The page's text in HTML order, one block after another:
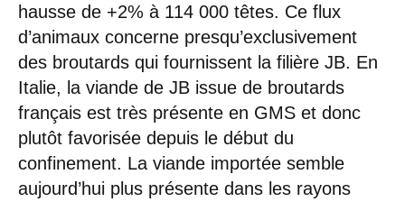
hausse de +2% à 114 000 têtes. Ce flux
d’animaux concerne presqu’exclusivement
des broutards qui fournissent la filière JB. En
Italie, la viande de JB issue de broutards
français est très présente en GMS et donc
plutôt favorisée depuis le début du
confinement. La viande importée semble
aujourd’hui plus présente dans les rayons